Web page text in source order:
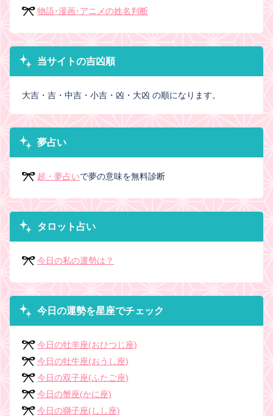
物語･漫画･アニメの姓名判断
当サイトの吉凶順
大吉・吉・中吉・小吉・凶・大凶 の順になります。
夢占い
超・夢占いで夢の意味を無料診断
タロット占い
今日の私の運勢は？
今日の運勢を星座でチェック
今日の牡羊座(おひつじ座)
今日の牡牛座(おうし座)
今日の双子座(ふたご座)
今日の蟹座(かに座)
今日の獅子座(しし座)